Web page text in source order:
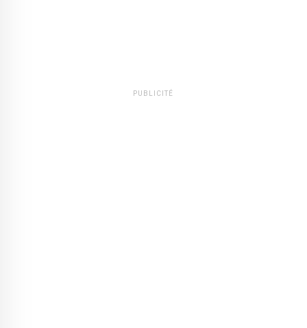
PUBLICITÉ